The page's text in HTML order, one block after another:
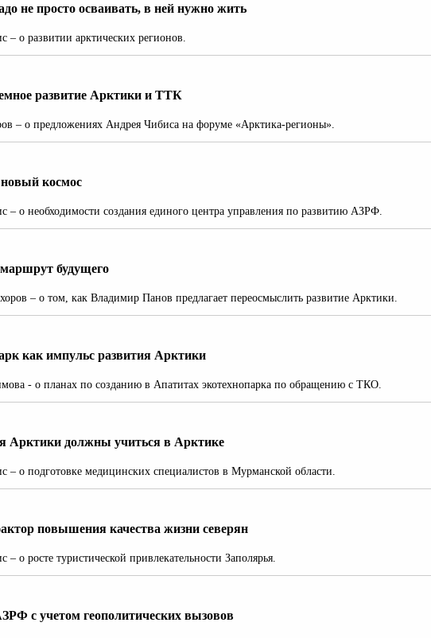
не просто осваивать, в ней нужно жить
– о развитии арктических регионов.
развитие Арктики и ТТК
– о предложениях Андрея Чибиса на форуме «Арктика-регионы».
космос
– о необходимости создания единого центра управления по развитию АЗРФ.
будущего
– о том, как Владимир Панов предлагает переосмыслить развитие Арктики.
как импульс развития Арктики
- о планах по созданию в Апатитах экотехнопарка по обращению с ТКО.
Арктики должны учиться в Арктике
– о подготовке медицинских специалистов в Мурманской области.
повышения качества жизни северян
– о росте туристической привлекательности Заполярья.
с учетом геополитических вызовов